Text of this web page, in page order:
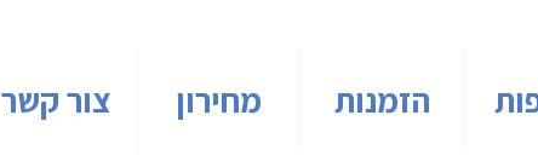
הזמנות מחירון צור קשר